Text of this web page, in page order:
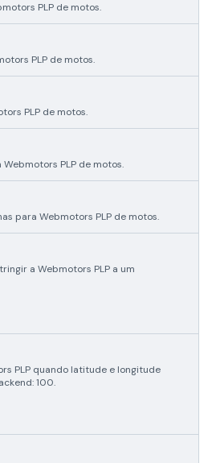
PLP de motos.
PLP de motos.
PLP de motos.
PLP de motos.
para Webmotors PLP de motos.
a Webmotors PLP a um
PLP quando latitude e longitude
100.